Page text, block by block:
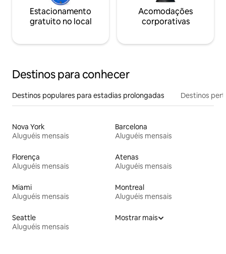
Estacionamento
gratuito no local
Acomodações
corporativas
Destinos para conhecer
Destinos populares para estadias prolongadas Destinos
Nova York
Aluguéis mensais
Barcelona
Aluguéis mensais
Florença
Aluguéis mensais
Atenas
Aluguéis mensais
Miami
Aluguéis mensais
Montreal
Aluguéis mensais
Seattle
Aluguéis mensais
Mostrar mais